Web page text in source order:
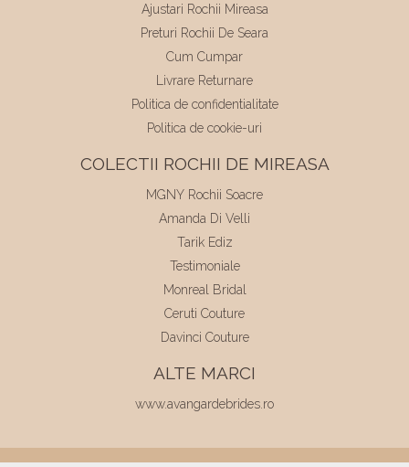
Ajustari Rochii Mireasa
Preturi Rochii De Seara
Cum Cumpar
Livrare Returnare
Politica de confidentialitate
Politica de cookie-uri
COLECTII ROCHII DE MIREASA
MGNY Rochii Soacre
Amanda Di Velli
Tarik Ediz
Testimoniale
Monreal Bridal
Ceruti Couture
Davinci Couture
ALTE MARCI
www.avangardebrides.ro